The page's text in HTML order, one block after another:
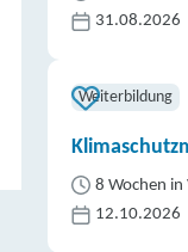
31.08.2026
Weiterbildung
8 Wochen in
12.10.2026